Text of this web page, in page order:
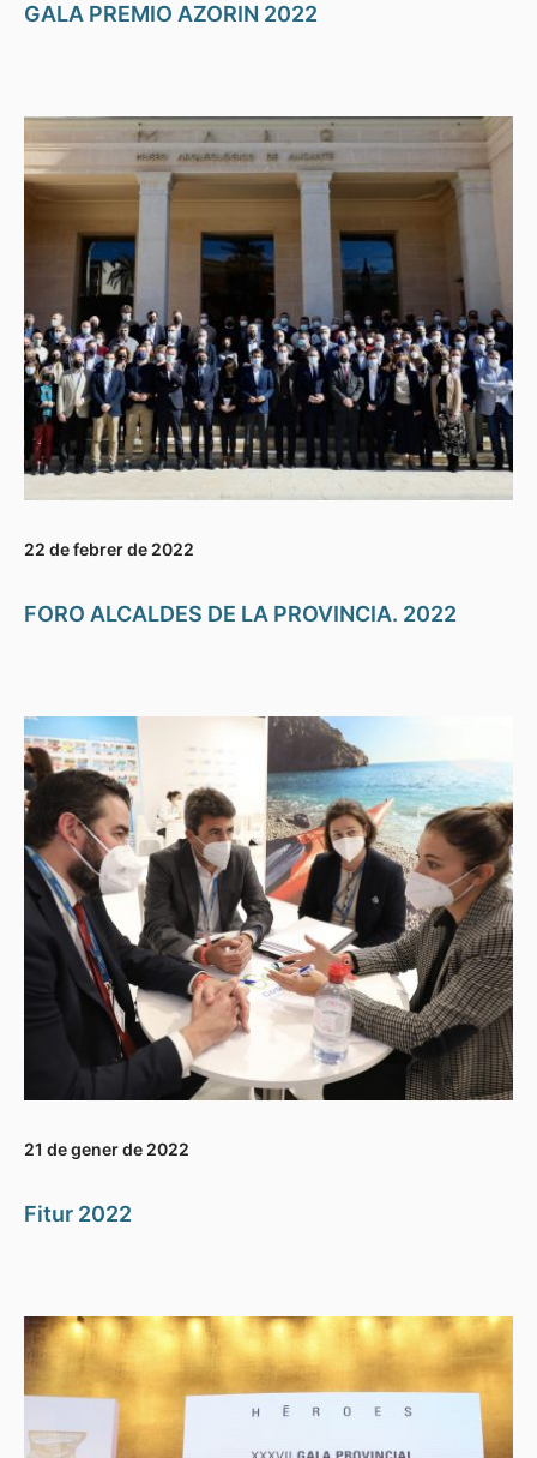
GALA PREMIO AZORIN 2022
22 de febrer de 2022
FORO ALCALDES DE LA PROVINCIA. 2022
21 de gener de 2022
Fitur 2022